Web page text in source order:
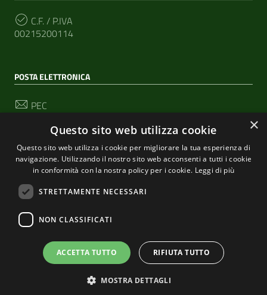
C.F. / P.IVA
00215200114
POSTA ELETTRONICA
PEC
Email
urp@comune.riomaggiore.sp.it
SEGUICI SU
Sezione Link Utili
| Cookie policy | Realizzato con WordPress
ItaliaWP2 | Basato sul
×
Questo sito web utilizza cookie
Questo sito web utilizza i cookie per migliorare la tua esperienza di
navigazione. Utilizzando il nostro sito web acconsenti a tutti i cookie
in conformità con la nostra policy per i cookie. Leggi di più
STRETTAMENTE NECESSARI
NON CLASSIFICATI
ACCETTA TUTTO RIFIUTA TUTTO
MOSTRA DETTAGLI